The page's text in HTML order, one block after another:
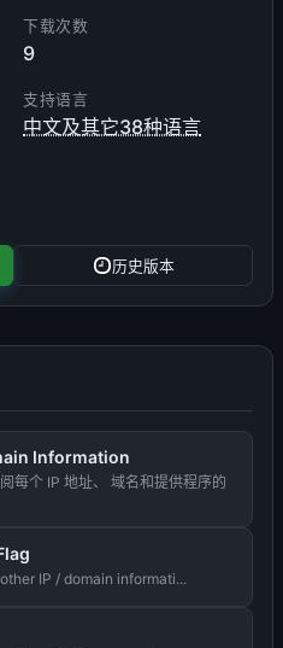
下载次数
9
支持语言
中文及其它38种语言
历史版本
Information
每个 IP 地址、 域名和提供程序的
IP / domain informati...